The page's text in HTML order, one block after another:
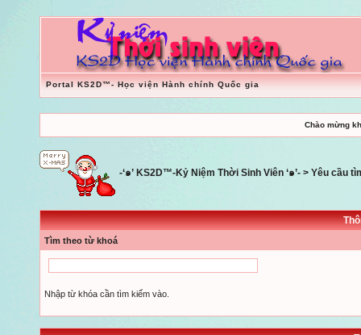
Portal KS2D™- Học viện Hành chính Quốc gia
Chào mừng
-‘๑’ KS2D™-Kỷ Niệm Thời Sinh Viên ‘๑’- > Yêu cầu
Tìm theo từ khoá
Nhập từ khóa cần tìm kiếm vào.